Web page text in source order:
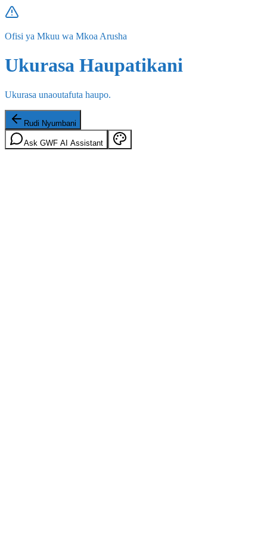
Ofisi ya Mkuu wa Mkoa Arusha
Ukurasa Haupatikani
Ukurasa unaoutafuta haupo.
Rudi Nyumbani
Ask GWF AI Assistant